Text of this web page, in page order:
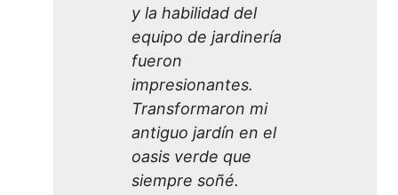
y la habilidad del
equipo de jardinería
fueron
impresionantes.
Transformaron mi
antiguo jardín en el
oasis verde que
siempre soñé.